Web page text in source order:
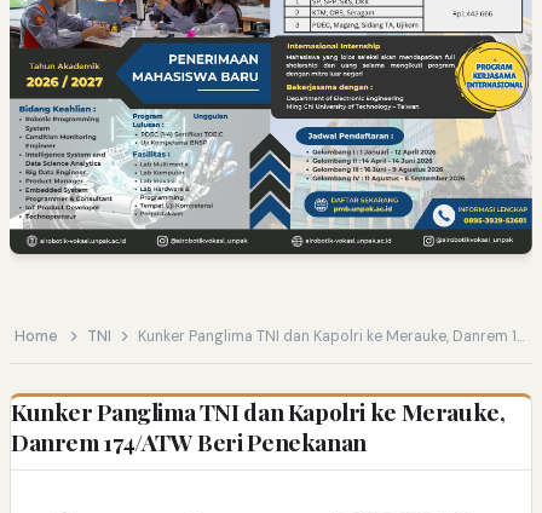
Home TNI Kunker Panglima TNI dan Kapolri ke Merauke, Danrem 174/ATW Beri Penekanan
Kunker Panglima TNI dan Kapolri ke Merauke,
Danrem 174/ATW Beri Penekanan